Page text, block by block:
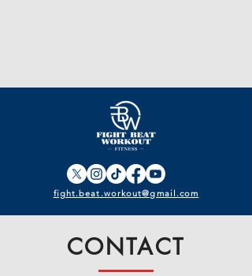
fight.beat.workout@gmail.com
CONTACT